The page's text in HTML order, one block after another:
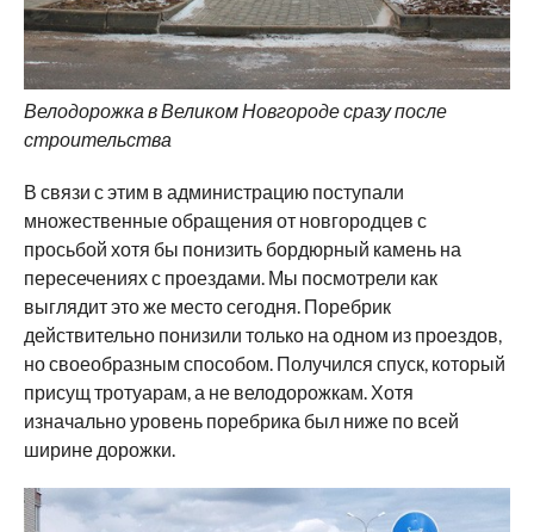
Велодорожка в Великом Новгороде сразу после
строительства
В связи с этим в администрацию поступали
множественные обращения от новгородцев с
просьбой хотя бы понизить бордюрный камень на
пересечениях с проездами. Мы посмотрели как
выглядит это же место сегодня. Поребрик
действительно понизили только на одном из проездов,
но своеобразным способом. Получился спуск, который
присущ тротуарам, а не велодорожкам. Хотя
изначально уровень поребрика был ниже по всей
ширине дорожки.